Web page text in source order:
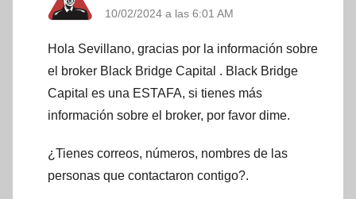
10/02/2024 a las 6:01 AM
Hola Sevillano, gracias por la información sobre
el broker Black Bridge Capital . Black Bridge
Capital es una ESTAFA, si tienes más
información sobre el broker, por favor dime.
¿Tienes correos, números, nombres de las
personas que contactaron contigo?.